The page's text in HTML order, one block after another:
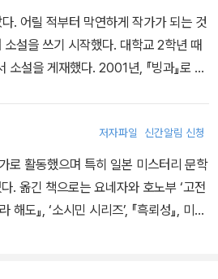
. 어릴 적부터 막연하게 작가가 되는 것
설을 쓰기 시작했다. 대학교 2학년 때
설을 게재했다. 2001년, 『빙과』로 제
즈드 서클을 그린 신
』로 제8회 본격 미스터리 대상 후보, 다
단장』으로 제63회 일본 추리작가협회상
대상 후보에 올랐다. 판타지와 본격 미
저자파일 신간알림 신청
로 활동했으며 특히 일본 미스터리 문학
. 옮긴 책으로는 요네자와 호노부 ‘고전
해도』, ‘소시민 시리즈’, 『흑뢰성』, 미나